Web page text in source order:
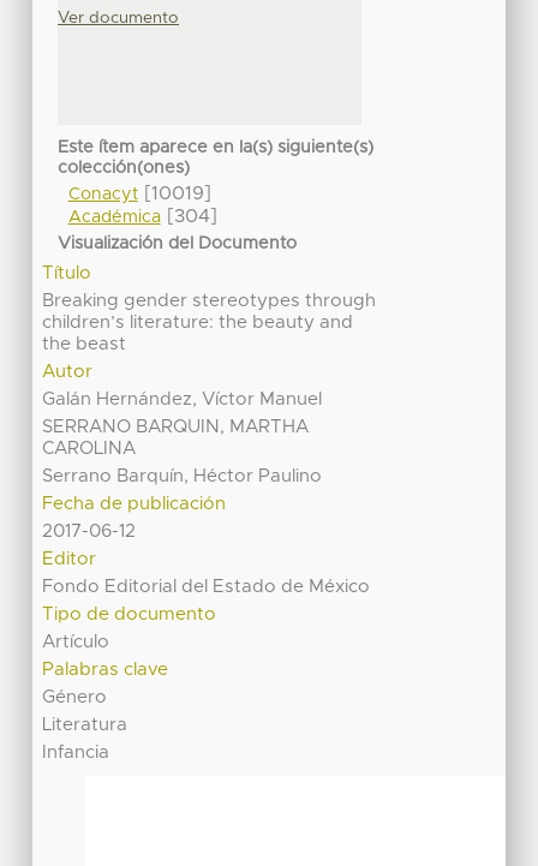
Ver documento
Este ítem aparece en la(s) siguiente(s)
colección(ones)
Conacyt[10019]
Académica[304]
Visualización del Documento
Título
Breaking gender stereotypes through
children’s literature: the beauty and
the beast
Autor
Galán Hernández, Víctor Manuel
SERRANO BARQUIN, MARTHA
CAROLINA
Serrano Barquín, Héctor Paulino
Fecha de publicación
2017-06-12
Editor
Fondo Editorial del Estado de México
Tipo de documento
Artículo
Palabras clave
Género
Literatura
Infancia